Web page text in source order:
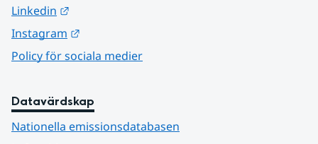
Linkedin
Instagram
Policy för sociala medier
Datavärdskap
Nationella emissionsdatabasen